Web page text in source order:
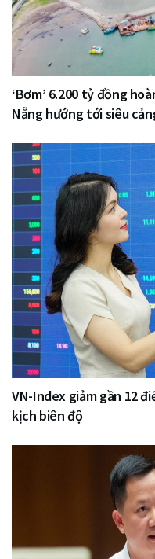
‘Bơm’ 6.200 tỷ đồng
Nẵng hướng tới siêu
VN-Index giảm gần 12
kịch biên độ